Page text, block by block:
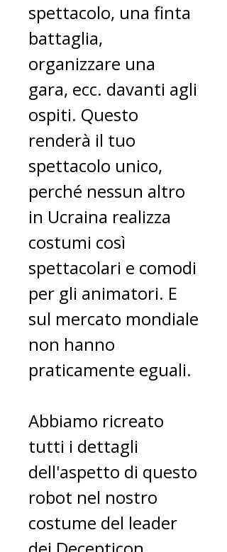
spettacolo, una finta
battaglia,
organizzare una
gara, ecc. davanti agli
ospiti. Questo
renderà il tuo
spettacolo unico,
perché nessun altro
in Ucraina realizza
costumi così
spettacolari e comodi
per gli animatori. E
sul mercato mondiale
non hanno
praticamente eguali.
Abbiamo ricreato
tutti i dettagli
dell'aspetto di questo
robot nel nostro
costume del leader